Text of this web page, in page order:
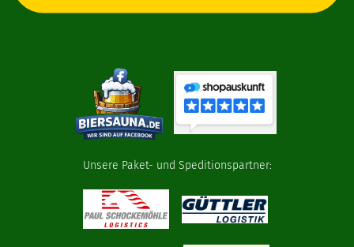
Unsere Paket- und Speditionspartner: